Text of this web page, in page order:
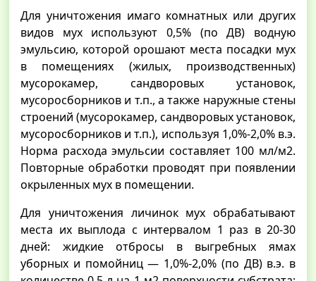
Для уничтожения имаго комнатных или других
видов мух используют 0,5% (по ДВ) водную
эмульсию, которой орошают места посадки мух
в помещениях (жилых, производственных)
мусорокамер, сандворовых установок,
мусоросборников и т.п., а также наружные стены
строений (мусорокамер, сандворовых установок,
мусоросборников и т.п.), используя 1,0%-2,0% в.э.
Норма расхода эмульсии составляет 100 мл/м2.
Повторные обработки проводят при появлении
окрыленных мух в помещении.
Для уничтожения личинок мух обрабатывают
места их выплода с интервалом 1 раз в 20-30
дней: жидкие отбросы в выгребных ямах
уборных и помойниц — 1,0%-2,0% (по ДВ) в.э. в